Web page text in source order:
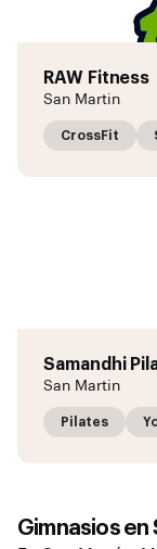
RAW Fitness
San Martin
CrossFit
Samandhi
San Martin
Pilates
Gimnasios en